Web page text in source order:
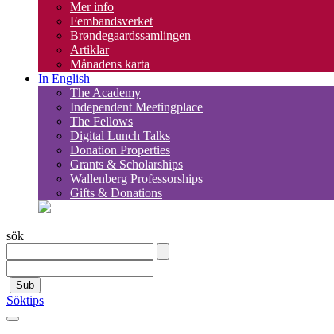
Mer info
Fembandsverket
Brøndegaardssamlingen
Artiklar
Månadens karta
In English
The Academy
Independent Meetingplace
The Fellows
Digital Lunch Talks
Donation Properties
Grants & Scholarships
Wallenberg Professorships
Gifts & Donations
sök
Sub
Söktips